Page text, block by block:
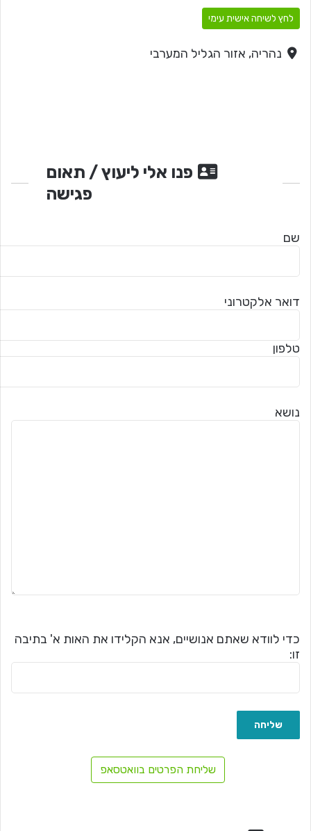
לחץ לשיחה אישית עימי
נהריה, אזור הגליל המערבי
פנו אלי ליעוץ / תאום
פגישה
שם
דואר אלקטרוני
טלפון
נושא
כדי לוודא שאתם אנושיים, אנא הקלידו את האות א' בתיבה
זו:
שליחת הפרטים בוואטסאפ